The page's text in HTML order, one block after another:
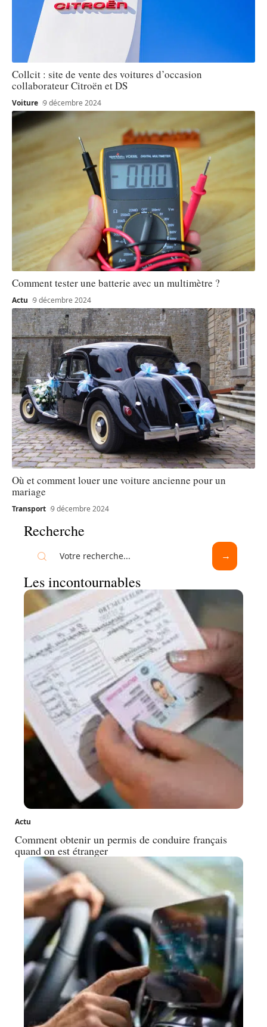
Collcit : site de vente des voitures d’occasion
collaborateur Citroën et DS
Voiture 9 décembre 2024
Comment tester une batterie avec un multimètre ?
Actu 9 décembre 2024
Où et comment louer une voiture ancienne pour un
mariage
Transport 9 décembre 2024
Recherche
Les incontournables
Actu
Comment obtenir un permis de conduire français
quand on est étranger